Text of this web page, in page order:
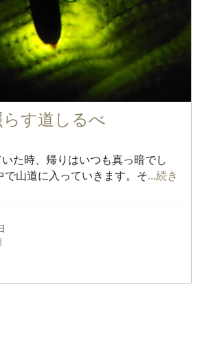
す道しるべ
た時、帰りはいつも真っ暗でし
山道に入っていきます。そ...続き